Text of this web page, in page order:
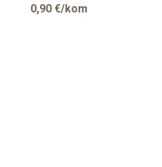
0,90 €/kom